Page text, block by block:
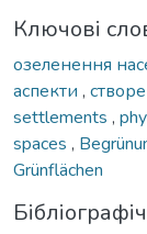
Ключові
озеленення
аспекти ,
settlements ,
spaces ,
Grünflächen